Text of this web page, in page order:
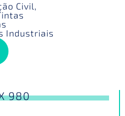
Civil,
Industriais
980